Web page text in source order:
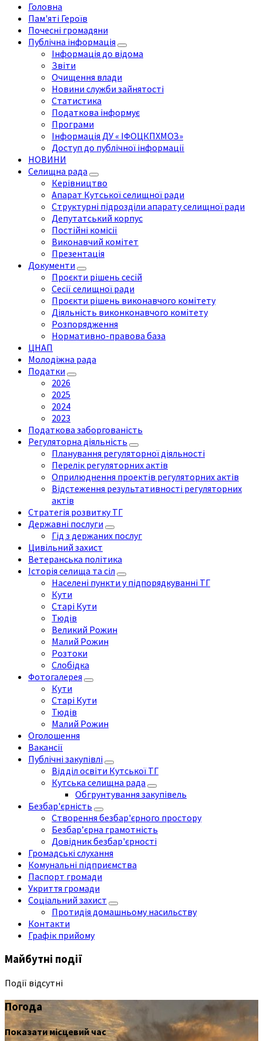
Головна
Пам'яті Героїв
Почесні громадяни
Публічна інформація
Інформація до відома
Звіти
Очищення влади
Новини служби зайнятості
Статистика
Податкова інформує
Програми
Інформація ДУ « ІФОЦКПХМОЗ»
Доступ до публічної інформації
НОВИНИ
Селищна рада
Керівництво
Апарат Кутської селищної ради
Структурні підрозділи апарату селищної ради
Депутатський корпус
Постійні комісії
Виконавчий комітет
Презентація
Документи
Проєкти рішень сесій
Сесії селищної ради
Проєкти рішень виконавчого комітету
Діяльність виконконавчого комітету
Розпорядження
Нормативно-правова база
ЦНАП
Молодіжна рада
Податки
2026
2025
2024
2023
Податкова заборгованість
Регуляторна діяльність
Планування регуляторної діяльності
Перелік регуляторних актів
Оприлюднення проектів регуляторних актів
Відстеження результативності регуляторних
актів
Стратегія розвитку ТГ
Державні послуги
Гід з держаних послуг
Цивільний захист
Ветеранська політика
Історія селища та сіл
Населені пункти у підпорядкуванні ТГ
Кути
Старі Кути
Тюдів
Великий Рожин
Малий Рожин
Розтоки
Слобідка
Фотогалерея
Кути
Старі Кути
Тюдів
Малий Рожин
Оголошення
Вакансії
Публічні закупівлі
Відділ освіти Кутської ТГ
Кутська селищна рада
Обгрунтування закупівель
Безбар'єрність
Створення безбар'єрного простору
Безбар’єрна грамотність
Довідник безбар'єрності
Громадські слухання
Комунальні підприємства
Паспорт громади
Укриття громади
Соціальний захист
Протидія домашньому насильству
Контакти
Графік прийому
Майбутні події
Події відсутні
Погода
Показати місцевий час